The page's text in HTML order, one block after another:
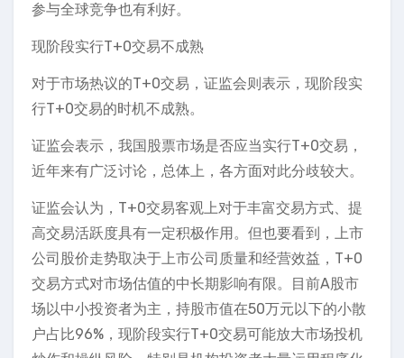
参与全球竞争也有利好。
现阶段实行T+0交易不成熟
对于市场热议的T+0交易，证监会则表示，现阶段实
行T+0交易的时机不成熟。
证监会表示，我国股票市场是否应当实行T+0交易，
近年来有广泛讨论，总体上，各方面对此分歧较大。
证监会认为，T+0交易客观上对于丰富交易方式、提
高交易活跃度具有一定积极作用。但也要看到，上市
公司股价走势取决于上市公司质量和经营效益，T+0
交易方式对市场估值的中长期影响有限。目前A股市
场以中小投资者为主，持股市值在50万元以下的小散
户占比96%，现阶段实行T+0交易可能放大市场投机